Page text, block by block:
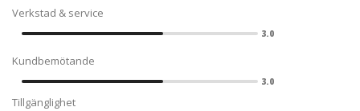
Verkstad & service
3.0
Kundbemötande
3.0
Tillgänglighet